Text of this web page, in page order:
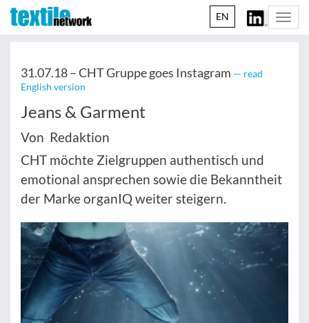
EN
31.07.18 –CHT Gruppe goes Instagram — read
English version
Jeans & Garment
Von Redaktion
CHT möchte Zielgruppen authentisch und
emotional ansprechen sowie die Bekanntheit
der Marke organIQ weiter steigern.